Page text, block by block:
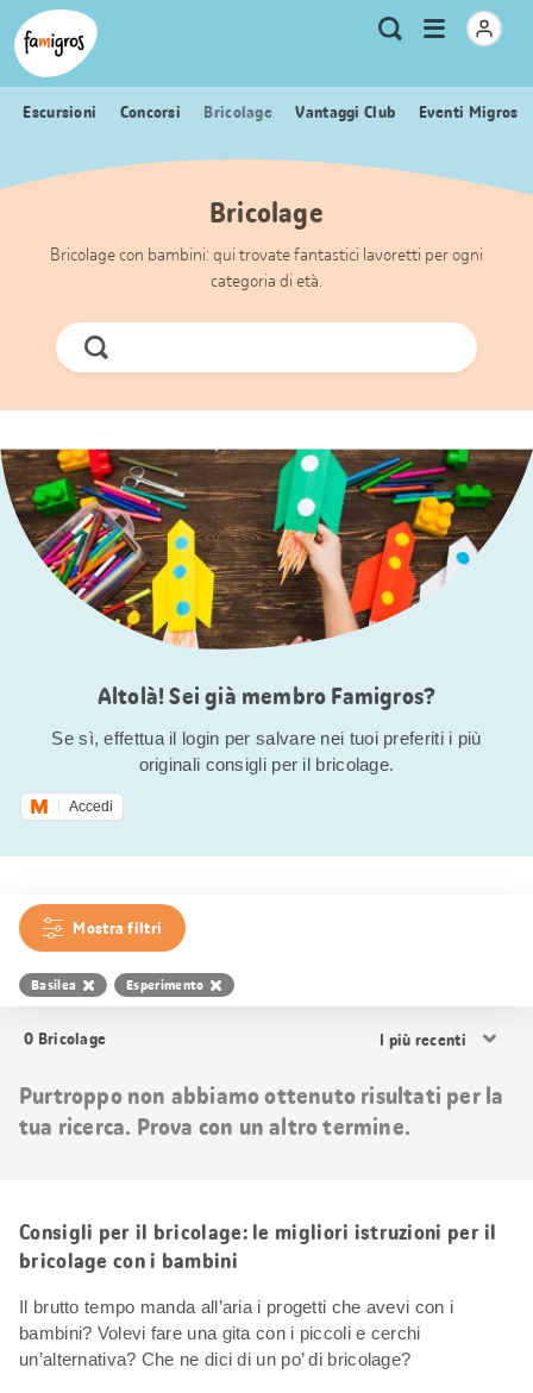
Navigazione
segnalibri
Header
Logo Metanavigazione
Ricerca
Apri
menu
Escursioni Concorsi Bricolage Vantaggi Club Eventi Migros
Bricolage
Bricolage con bambini: qui trovate fantastici lavoretti per ogni
categoria di età.
Cerca
ora
Altolà! Sei già membro Famigros?
Se sì, effettua il login per salvare nei tuoi preferiti i più
originali consigli per il bricolage.
Accedi
Mostra filtri
Basilea Esperimento
0 Bricolage
i
Purtroppo non abbiamo ottenuto risultati per la
tua ricerca. Prova con un altro termine.
Consigli per il bricolage: le migliori istruzioni per il
bricolage con i bambini
Il brutto tempo manda all’aria i progetti che avevi con i
bambini? Volevi fare una gita con i piccoli e cerchi
un’alternativa? Che ne dici di un po’ di bricolage?